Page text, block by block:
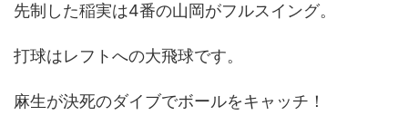
先制した稲実は4番の山岡がフルスイング。
打球はレフトへの大飛球です。
麻生が決死のダイブでボールをキャッチ！